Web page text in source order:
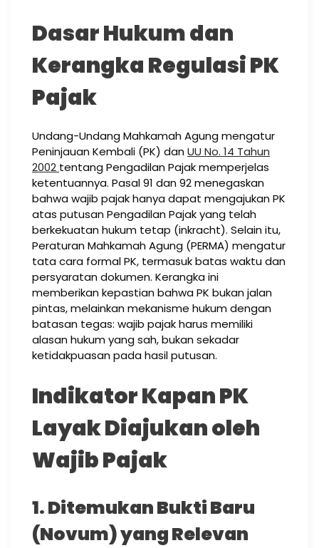
Dasar Hukum dan
Kerangka Regulasi PK
Pajak
Undang-Undang Mahkamah Agung mengatur
Peninjauan Kembali (PK) danUU No. 14 Tahun
2002 tentang Pengadilan Pajak memperjelas
ketentuannya. Pasal 91 dan 92 menegaskan
bahwa wajib pajak hanya dapat mengajukan PK
atas putusan Pengadilan Pajak yang telah
berkekuatan hukum tetap (inkracht). Selain itu,
Peraturan Mahkamah Agung (PERMA) mengatur
tata cara formal PK, termasuk batas waktu dan
persyaratan dokumen. Kerangka ini
memberikan kepastian bahwa PK bukan jalan
pintas, melainkan mekanisme hukum dengan
batasan tegas: wajib pajak harus memiliki
alasan hukum yang sah, bukan sekadar
ketidakpuasan pada hasil putusan.
Indikator Kapan PK
Layak Diajukan oleh
Wajib Pajak
1. Ditemukan Bukti Baru
(Novum) yang Relevan